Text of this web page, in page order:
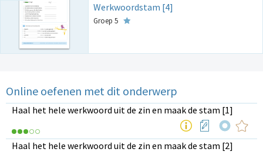
Werkwoordstam [4]
Groep 5
Online oefenen met dit onderwerp
Haal het hele werkwoord uit de zin en maak de stam [1]
Haal het hele werkwoord uit de zin en maak de stam [2]